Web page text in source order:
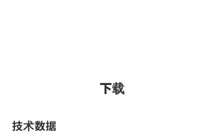
下载
技术数据